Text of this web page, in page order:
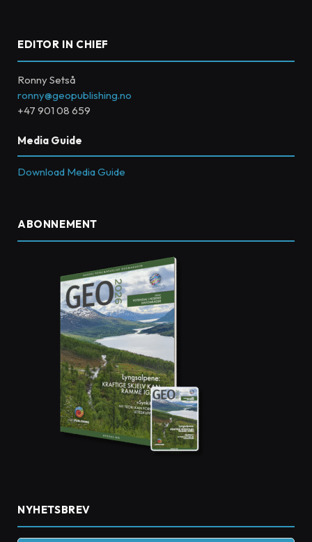
EDITOR IN CHIEF
Ronny Setså
ronny@geopublishing.no
+47 901 08 659
Media Guide
Download Media Guide
ABONNEMENT
NYHETSBREV